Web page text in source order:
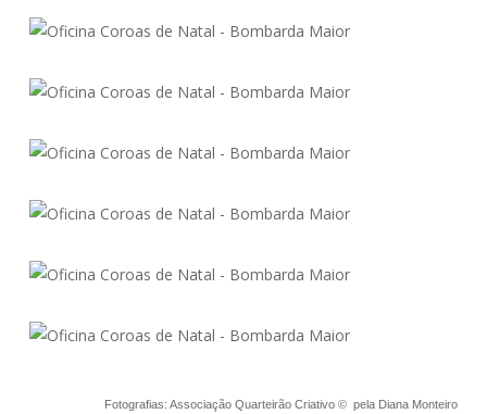
Fotografias: Associação Quarteirão Criativo © pela Diana Monteiro